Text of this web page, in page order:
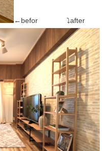
←befor ⤵after